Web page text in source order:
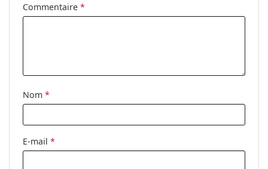
Commentaire *
Nom *
E-mail *